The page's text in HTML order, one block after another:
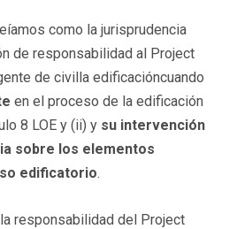
como la jurisprudencia
de responsabilidad al Project
de civilla edificacióncuando
en el proceso de la edificación
8 LOE y (ii) y su intervención
sobre los elementos
edificatorio.
responsabilidad del Project